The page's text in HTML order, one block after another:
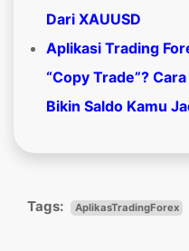
Dari XAUUSD
Aplikasi Trading
“Copy Trade”?
Bikin Saldo Kamu
Tags: AplikasTradingForex